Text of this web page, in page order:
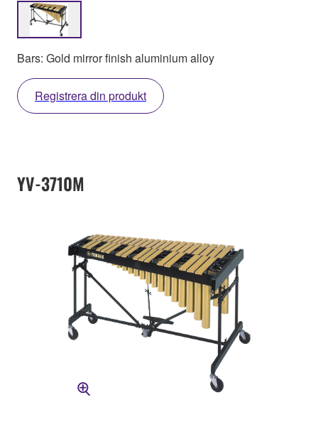
Bars: Gold mirror finish aluminium alloy
Registrera din produkt
YV-3710M